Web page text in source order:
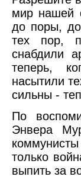
мир нашей
до поры,
тех пор,
снабдили
теперь,
насытили
сильны -
По
Энвера
только
выпить за